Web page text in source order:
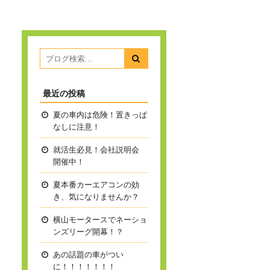
最近の投稿
夏の車内は危険！置きっぱ
なしに注意！
就活生必見！会社説明会
開催中！
夏本番カーエアコンの効
き、気になりませんか？
横山モータースでネーショ
ンズリーグ開幕！？
あの話題の車がつい
に！！！！！！！